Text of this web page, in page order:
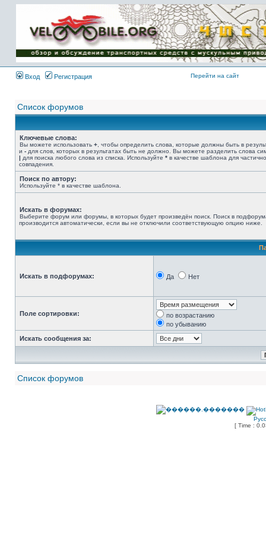
Имя пользователя:
Пароль:
{ LOG_ME_IN_SHORT
}
Вход
Регистрация Перейти на сайт
Список форумов
Ключевые слова:
Вы можете использовать + , чтобы определить слова, которые должны быть в
и - для слов, которых в результатах быть не должно. Вы можете разделить слова
| для поиска любого слова из списка. Используйте * в качестве шаблона для
совпадения.
Поиск по автору:
Используйте * в качестве шаблона.
Искать в форумах:
Выберите форум или форумы, в которых будет произведён поиск. Поиск в
производится автоматически, если вы не отключили соответствующую опцию ниже.
Искать в подфорумах: Да Нет
Поле сортировки:
по возрастанию
по убыванию
Искать сообщения за:
Список форумов
[ Time :